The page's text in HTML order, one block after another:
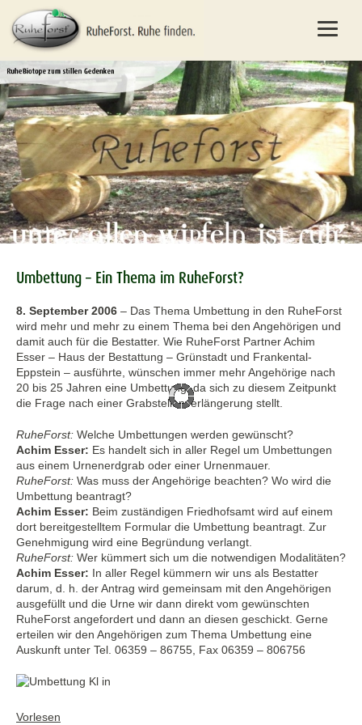
Umbettung – Ein Thema im RuheForst?
8. September 2006 – Das Thema Umbettung in den RuheForst
wird mehr und mehr zu einem Thema bei den Angehörigen und
damit auch für die Bestatter. Wie RuheForst Partner Achim
Esser – Haus der Bestattung – Grünstadt und Frankental-
Eppstein – ausführte, wünschen immer mehr Angehörige nach
20 bis 25 Jahren eine Umbettung, da sich zu diesem Zeitpunkt
die Frage nach einer Grabstellenverlängerung stellt.
RuheForst: Welche Umbettungen werden gewünscht?
Achim Esser: Es handelt sich in aller Regel um Umbettungen
aus einem Urnenerdgrab oder einer Urnenmauer.
RuheForst: Was muss der Angehörige beachten? Wo wird die
Umbettung beantragt?
Achim Esser: Beim zuständigen Friedhofsamt wird auf einem
dort bereitgestelltem Formular die Umbettung beantragt. Zur
Genehmigung wird eine Begründung verlangt.
RuheForst: Wer kümmert sich um die notwendigen Modalitäten?
Achim Esser: In aller Regel kümmern wir uns als Bestatter
darum, d. h. der Antrag wird gemeinsam mit den Angehörigen
ausgefüllt und die Urne wir dann direkt vom gewünschten
RuheForst angefordert und dann an diesen geschickt. Gerne
erteilen wir den Angehörigen zum Thema Umbettung eine
Auskunft unter Tel. 06359 – 86755, Fax 06359 – 806756
Vorlesen